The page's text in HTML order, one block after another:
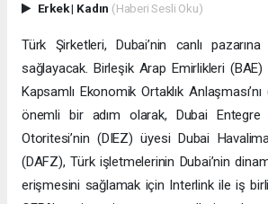
Erkek| Kadın (Haberi Sesli Oku)
Türk Şirketleri, Dubai’nin canlı
sağlayacak. Birleşik Arap Emirlikleri (BAE)
Kapsamlı Ekonomik Ortaklık
önemli bir adım olarak, Dubai Entegre
Otoritesi’nin (DIEZ) üyesi Dubai
(DAFZ), Türk işletmelerinin Dubai’nin
erişmesini sağlamak için Interlink ile iş